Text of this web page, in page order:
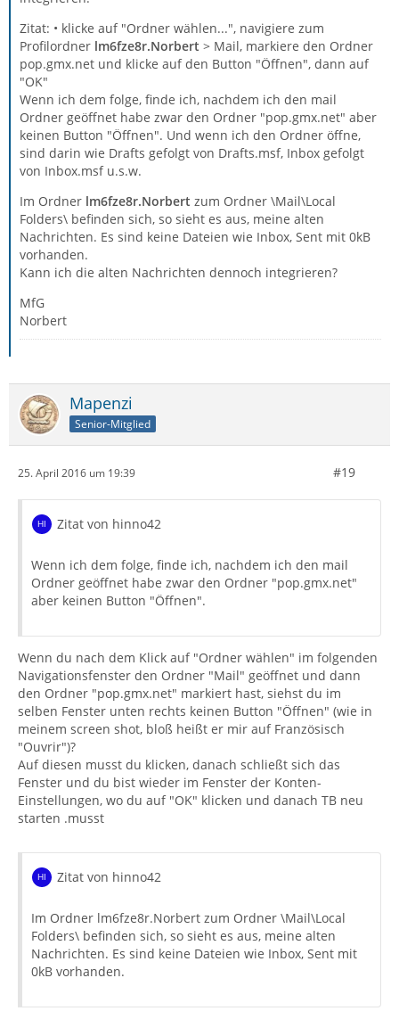
Zitat: • klicke auf "Ordner wählen...", navigiere zum
Profilordner lm6fze8r.Norbert > Mail, markiere den Ordner
pop.gmx.net und klicke auf den Button "Öffnen", dann auf
"OK"
Wenn ich dem folge, finde ich, nachdem ich den mail
Ordner geöffnet habe zwar den Ordner "pop.gmx.net" aber
keinen Button "Öffnen". Und wenn ich den Ordner öffne,
sind darin wie Drafts gefolgt von Drafts.msf, Inbox gefolgt
von Inbox.msf u.s.w.
Im Ordner lm6fze8r.Norbert zum Ordner \Mail\Local
Folders\ befinden sich, so sieht es aus, meine alten
Nachrichten. Es sind keine Dateien wie Inbox, Sent mit 0kB
vorhanden.
Kann ich die alten Nachrichten dennoch integrieren?
MfG
Norbert
Mapenzi
Senior-Mitglied
25. April 2016 um 19:39 #19
Zitat von hinno42
Wenn ich dem folge, finde ich, nachdem ich den mail
Ordner geöffnet habe zwar den Ordner "pop.gmx.net"
aber keinen Button "Öffnen".
Wenn du nach dem Klick auf "Ordner wählen" im folgenden
Navigationsfenster den Ordner "Mail" geöffnet und dann
den Ordner "pop.gmx.net" markiert hast, siehst du im
selben Fenster unten rechts keinen Button "Öffnen" (wie in
meinem screen shot, bloß heißt er mir auf Französisch
"Ouvrir")?
Auf diesen musst du klicken, danach schließt sich das
Fenster und du bist wieder im Fenster der Konten-
Einstellungen, wo du auf "OK" klicken und danach TB neu
starten .musst
Zitat von hinno42
Im Ordner lm6fze8r.Norbert zum Ordner \Mail\Local
Folders\ befinden sich, so sieht es aus, meine alten
Nachrichten. Es sind keine Dateien wie Inbox, Sent mit
0kB vorhanden.